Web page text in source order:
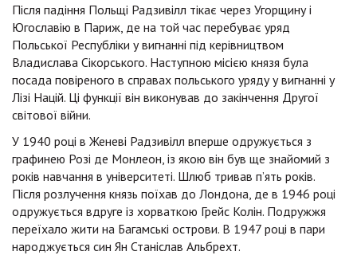
Після падіння Польщі Радзивілл тікає через Угорщину і
Югославію в Париж, де на той час перебуває уряд
Польської Республіки у вигнанні під керівництвом
Владислава Сікорського. Наступною місією князя була
посада повіреного в справах польського уряду у вигнанні у
Лізі Націй. Ці функції він виконував до закінчення Другої
світової війни.
У 1940 році в Женеві Радзивілл вперше одружується з
графинею Розі де Монлеон, із якою він був ще знайомий з
років навчання в університеті. Шлюб тривав п’ять років.
Після розлучення князь поїхав до Лондона, де в 1946 році
одружується вдруге із хорваткою Грейс Колін. Подружжя
переїхало жити на Багамські острови. В 1947 році в пари
народжується син Ян Станіслав Альбрехт.